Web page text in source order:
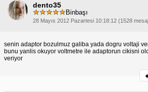
dento35
Binbaşı
28 Mayıs 2012 Pazartesi 10:18:12 (1528
senin adaptor bozulmuz galiba yada dogru voltaji
bunu yanlis okuyor voltmetre ile adaptorun cikisni
veriyor